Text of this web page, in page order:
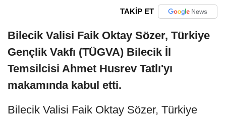
TAKİP ET
Bilecik Valisi Faik Oktay Sözer, Türkiye
Gençlik Vakfı (TÜGVA) Bilecik İl
Temsilcisi Ahmet Husrev Tatlı'yı
makamında kabul etti.
Bilecik Valisi Faik Oktay Sözer, Türkiye